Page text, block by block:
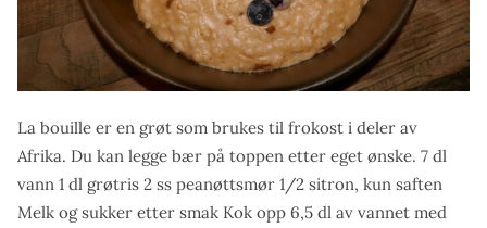
La bouille er en grøt som brukes til frokost i deler av
Afrika. Du kan legge bær på toppen etter eget ønske. 7 dl
vann 1 dl grøtris 2 ss peanøttsmør 1/2 sitron, kun saften
Melk og sukker etter smak Kok opp 6,5 dl av vannet med